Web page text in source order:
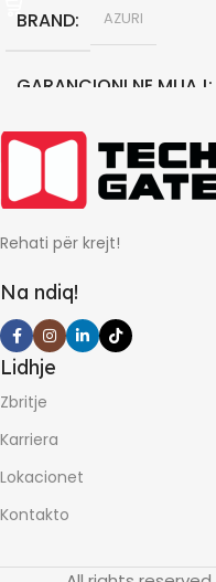
BRAND AZURI
GARANCIONI NE MUAJ
24
KAPACITETI MAKSIMAL
Rehati për krejt!
Na ndiq!
Lidhje
Zbritje
Karriera
Lokacionet
Kontakto